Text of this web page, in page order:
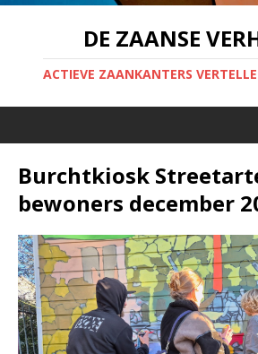
DE ZAANSE
ACTIEVE ZAANKANTERS
Burchtkiosk
bewoners december